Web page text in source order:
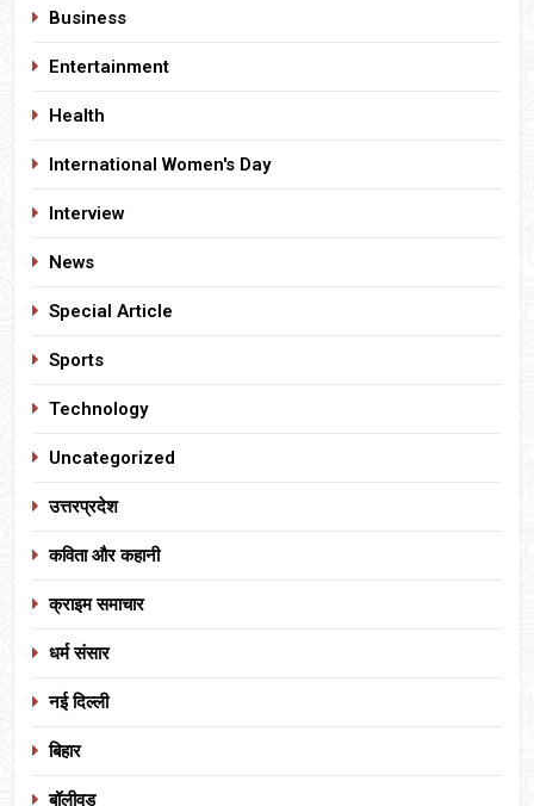
Business
Entertainment
Health
International Women's Day
Interview
News
Special Article
Sports
Technology
Uncategorized
उत्तरप्रदेश
कविता और कहानी
क्राइम समाचार
धर्म संसार
नई दिल्ली
बिहार
बॉलीवुड